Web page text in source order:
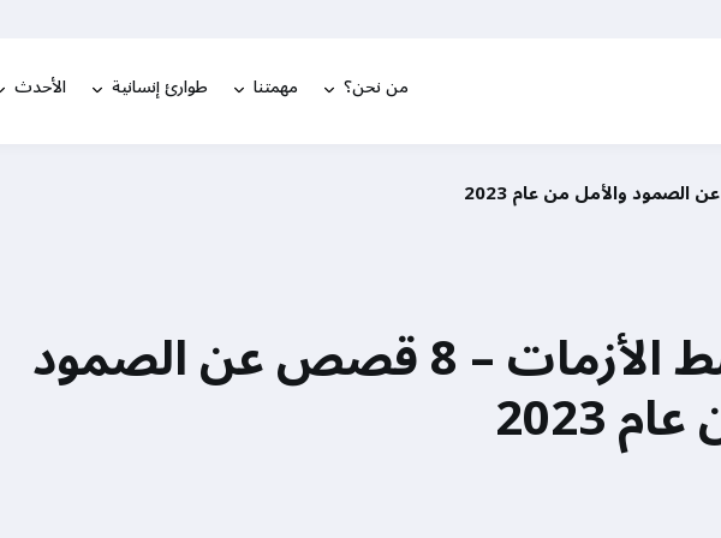
من نحن؟ مهمتنا طوارئ إنسانية الأحدث
أبطال وسط الأزمات – 8 قصص عن الصمود
2023